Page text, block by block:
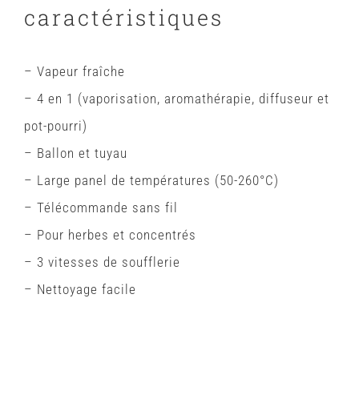
caractéristiques
– Vapeur fraîche
– 4 en 1 (vaporisation, aromathérapie, diffuseur et
pot-pourri)
– Ballon et tuyau
– Large panel de températures (50-260°C)
– Télécommande sans fil
– Pour herbes et concentrés
– 3 vitesses de soufflerie
– Nettoyage facile